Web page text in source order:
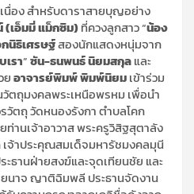
อง สำหรับดาราสายบุญอย่าง
เอ็มมี่ แม็กซิม)ที่ควงลูกสาว “น้อง
นิธิเศรษฐ์สองนักแสดงหนุ่มจาก
รา”ซัน-ธนพนธ์ นิยมสกุลและ
ยอาจารย์พิมพ์ พิมพ์นิยมเข้าร่วม
ตถุมงคลพระเหนือพรหม เพื่อนำ
วัตถุ วัดหนองรังกา ตำบลโคก
านเจ้าอาวาส พระครูวิสิฐสุตาลัง
เจ้าประคุณสมเด็จมหารัชมงคลมุนี
ธานฝ่ายสงฆ์และจุดเทียนชัย และ
นาจ ญาติฉิมพลี ประธานจัดงาน